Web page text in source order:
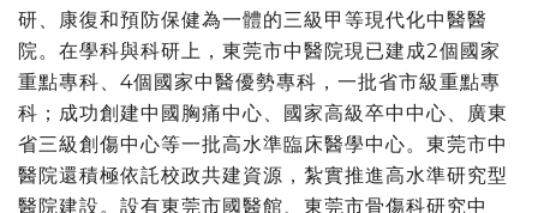
研、康復和預防保健為一體的三級甲等現代化中醫醫
院。在學科與科研上，東莞市中醫院現已建成2個國家
重點專科、4個國家中醫優勢專科，一批省市級重點專
科；成功創建中國胸痛中心、國家高級卒中中心、廣東
省三級創傷中心等一批高水準臨床醫學中心。東莞市中
醫院還積極依託校政共建資源，紮實推進高水準研究型
醫院建設。設有東莞市國醫館、東莞市骨傷科研究中